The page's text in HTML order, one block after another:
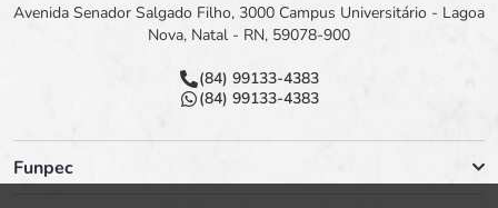
Avenida Senador Salgado Filho, 3000 Campus Universitário - Lagoa
Nova, Natal - RN, 59078-900
(84) 99133-4383
(84) 99133-4383
Funpec